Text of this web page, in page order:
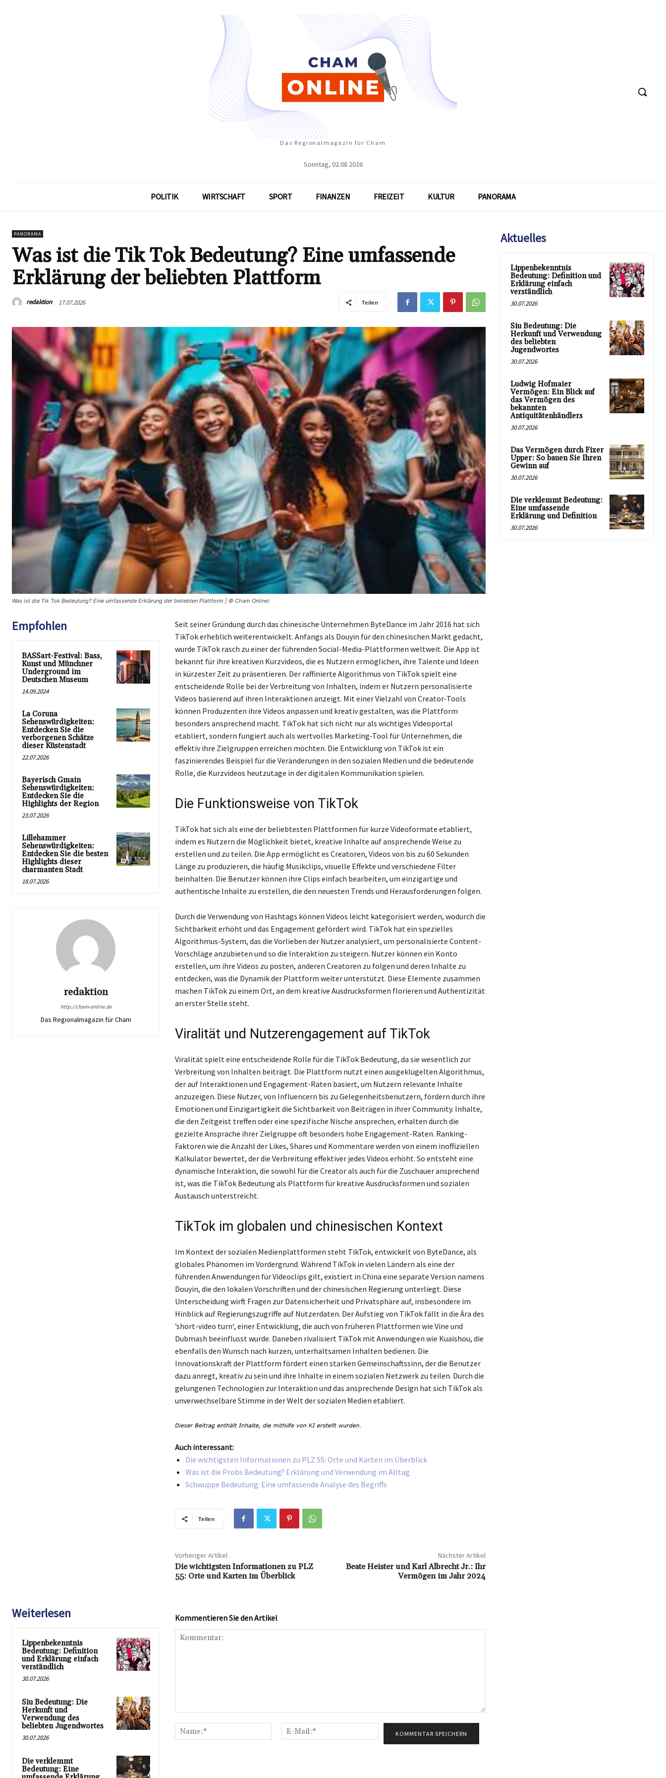
Das Regionalmagazin für Cham
Sonntag, 02.08.2026
POLITIK WIRTSCHAFT SPORT FINANZEN FREIZEIT KULTUR PANORAMA
PANORAMA
Was ist die Tik Tok Bedeutung? Eine umfassende
Erklärung der beliebten Plattform
redaktion 17.07.2026 Teilen
Was ist die Tik Tok Bedeutung? Eine umfassende Erklärung der beliebten Plattform | © Cham Online)
Empfohlen
BASSart-Festival: Bass,
Kunst und Münchner
Underground im
Deutschen Museum
14.09.2024
La Coruna
Sehenswürdigkeiten:
Entdecken Sie die
verborgenen Schätze
dieser Küstenstadt
22.07.2026
Bayerisch Gmain
Sehenswürdigkeiten:
Entdecken Sie die
Highlights der Region
23.07.2026
Lillehammer
Sehenswürdigkeiten:
Entdecken Sie die besten
Highlights dieser
charmanten Stadt
18.07.2026
redaktion
http://cham-online.de
Das Regionalmagazin für Cham
Seit seiner Gründung durch das chinesische Unternehmen ByteDance im Jahr 2016 hat sich
TikTok erheblich weiterentwickelt. Anfangs als Douyin für den chinesischen Markt gedacht,
wurde TikTok rasch zu einer der führenden Social-Media-Plattformen weltweit. Die App ist
bekannt für ihre kreativen Kurzvideos, die es Nutzern ermöglichen, ihre Talente und Ideen
in kürzester Zeit zu präsentieren. Der raffinierte Algorithmus von TikTok spielt eine
entscheidende Rolle bei der Verbreitung von Inhalten, indem er Nutzern personalisierte
Videos basierend auf ihren Interaktionen anzeigt. Mit einer Vielzahl von Creator-Tools
können Produzenten ihre Videos anpassen und kreativ gestalten, was die Plattform
besonders ansprechend macht. TikTok hat sich nicht nur als wichtiges Videoportal
etabliert, sondern fungiert auch als wertvolles Marketing-Tool für Unternehmen, die
effektiv ihre Zielgruppen erreichen möchten. Die Entwicklung von TikTok ist ein
faszinierendes Beispiel für die Veränderungen in den sozialen Medien und die bedeutende
Rolle, die Kurzvideos heutzutage in der digitalen Kommunikation spielen.
Die Funktionsweise von TikTok
TikTok hat sich als eine der beliebtesten Plattformen für kurze Videoformate etabliert,
indem es Nutzern die Möglichkeit bietet, kreative Inhalte auf ansprechende Weise zu
erstellen und zu teilen. Die App ermöglicht es Creatoren, Videos von bis zu 60 Sekunden
Länge zu produzieren, die häufig Musikclips, visuelle Effekte und verschiedene Filter
beinhalten. Die Benutzer können ihre Clips einfach bearbeiten, um einzigartige und
authentische Inhalte zu erstellen, die den neuesten Trends und Herausforderungen folgen.
Durch die Verwendung von Hashtags können Videos leicht kategorisiert werden, wodurch die
Sichtbarkeit erhöht und das Engagement gefördert wird. TikTok hat ein spezielles
Algorithmus-System, das die Vorlieben der Nutzer analysiert, um personalisierte Content-
Vorschläge anzubieten und so die Interaktion zu steigern. Nutzer können ein Konto
erstellen, um ihre Videos zu posten, anderen Creatoren zu folgen und deren Inhalte zu
entdecken, was die Dynamik der Plattform weiter unterstützt. Diese Elemente zusammen
machen TikTok zu einem Ort, an dem kreative Ausdrucksformen florieren und Authentizität
an erster Stelle steht.
Viralität und Nutzerengagement auf TikTok
Viralität spielt eine entscheidende Rolle für die TikTok Bedeutung, da sie wesentlich zur
Verbreitung von Inhalten beiträgt. Die Plattform nutzt einen ausgeklügelten Algorithmus,
der auf Interaktionen und Engagement-Raten basiert, um Nutzern relevante Inhalte
anzuzeigen. Diese Nutzer, von Influencern bis zu Gelegenheitsbenutzern, fördern durch ihre
Emotionen und Einzigartigkeit die Sichtbarkeit von Beiträgen in ihrer Community. Inhalte,
die den Zeitgeist treffen oder eine spezifische Nische ansprechen, erhalten durch die
gezielte Ansprache ihrer Zielgruppe oft besonders hohe Engagement-Raten. Ranking-
Faktoren wie die Anzahl der Likes, Shares und Kommentare werden von einem inoffiziellen
Kalkulator bewertet, der die Verbreitung effektiver jedes Videos erhöht. So entsteht eine
dynamische Interaktion, die sowohl für die Creator als auch für die Zuschauer ansprechend
ist, was die TikTok Bedeutung als Plattform für kreative Ausdrucksformen und sozialen
Austausch unterstreicht.
TikTok im globalen und chinesischen Kontext
Im Kontext der sozialen Medienplattformen steht TikTok, entwickelt von ByteDance, als
globales Phänomen im Vordergrund. Während TikTok in vielen Ländern als eine der
führenden Anwendungen für Videoclips gilt, existiert in China eine separate Version namens
Douyin, die den lokalen Vorschriften und der chinesischen Regierung unterliegt. Diese
Unterscheidung wirft Fragen zur Datensicherheit und Privatsphäre auf, insbesondere im
Hinblick auf Regierungszugriffe auf Nutzerdaten. Der Aufstieg von TikTok fällt in die Ära des
’short-video turn‘, einer Entwicklung, die auch von früheren Plattformen wie Vine und
Dubmash beeinflusst wurde. Daneben rivalisiert TikTok mit Anwendungen wie Kuaishou, die
ebenfalls den Wunsch nach kurzen, unterhaltsamen Inhalten bedienen. Die
Innovationskraft der Plattform fördert einen starken Gemeinschaftssinn, der die Benutzer
dazu anregt, kreativ zu sein und ihre Inhalte in einem sozialen Netzwerk zu teilen. Durch die
gelungenen Technologien zur Interaktion und das ansprechende Design hat sich TikTok als
unverwechselbare Stimme in der Welt der sozialen Medien etabliert.
Auch interessant:
Die wichtigsten Informationen zu PLZ 55: Orte und Karten im Überblick
Was ist die Probs Bedeutung? Erklärung und Verwendung im Alltag
Schwuppe Bedeutung: Eine umfassende Analyse des Begriffs
Teilen
Vorheriger Artikel
Die wichtigsten Informationen zu PLZ
55: Orte und Karten im Überblick
Nächster Artikel
Beate Heister und Karl Albrecht Jr.: Ihr
Vermögen im Jahr 2024
Weiterlesen
Lippenbekenntnis
Bedeutung: Definition
und Erklärung einfach
verständlich
30.07.2026
Siu Bedeutung: Die
Herkunft und
Verwendung des
beliebten Jugendwortes
30.07.2026
Die verklemmt
Bedeutung: Eine
Kommentieren Sie den Artikel
Name:*
Mail:*
Aktuelles
Lippenbekenntnis
Bedeutung: Definition und
Erklärung einfach
verständlich
30.07.2026
Siu Bedeutung: Die
Herkunft und Verwendung
des beliebten
Jugendwortes
30.07.2026
Ludwig Hofmaier
Vermögen: Ein Blick auf
das Vermögen des
bekannten
Antiquitätenhändlers
30.07.2026
Das Vermögen durch Fixer
Upper: So bauen Sie Ihren
Gewinn auf
30.07.2026
Die verklemmt Bedeutung:
Eine umfassende
Erklärung und Definition
30.07.2026